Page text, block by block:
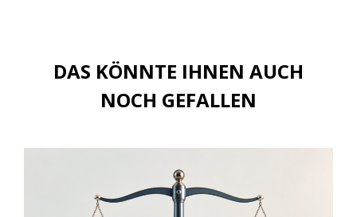
DAS KÖNNTE IHNEN AUCH
NOCH GEFALLEN